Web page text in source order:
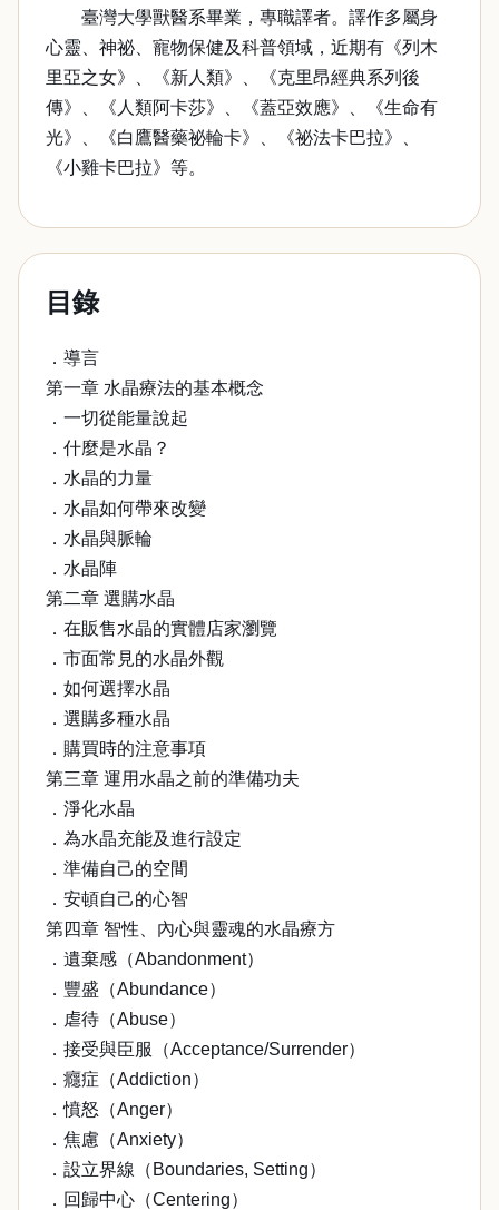
臺灣大學獸醫系畢業，專職譯者。譯作多屬身
心靈、神祕、寵物保健及科普領域，近期有《列木
里亞之女》、《新人類》、《克里昂經典系列後
傳》、《人類阿卡莎》、《蓋亞效應》、《生命有
光》、《白鷹醫藥祕輪卡》、《祕法卡巴拉》、
《小雞卡巴拉》等。
目錄
．導言
第一章 水晶療法的基本概念
．一切從能量說起
．什麼是水晶？
．水晶的力量
．水晶如何帶來改變
．水晶與脈輪
．水晶陣
第二章 選購水晶
．在販售水晶的實體店家瀏覽
．市面常見的水晶外觀
．如何選擇水晶
．選購多種水晶
．購買時的注意事項
第三章 運用水晶之前的準備功夫
．淨化水晶
．為水晶充能及進行設定
．準備自己的空間
．安頓自己的心智
第四章 智性、內心與靈魂的水晶療方
．遺棄感（Abandonment）
．豐盛（Abundance）
．虐待（Abuse）
．接受與臣服（Acceptance/Surrender）
．癮症（Addiction）
．憤怒（Anger）
．焦慮（Anxiety）
．設立界線（Boundaries, Setting）
．回歸中心（Centering）